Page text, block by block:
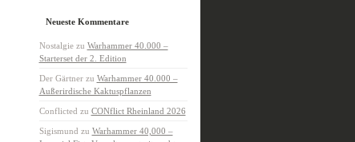
Neueste Kommentare
Nostalgiezu Warhammer 40.000 –
Starterset der 2. Edition
Der Gärtnerzu Warhammer 40.000 –
Außerirdische Kaktuspflanzen
Conflicted zu CONflict Rheinland 2026
Sigismund zu Warhammer 40,000 –